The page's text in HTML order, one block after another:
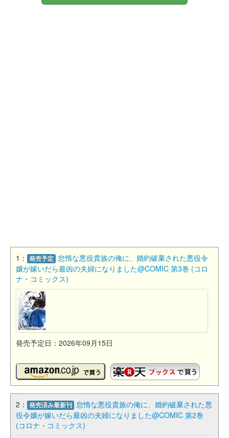
1： 発売予定 怠惰な悪役貴族の俺に、婚約破棄された悪役令
嬢が嫁いだら最凶の夫婦になりました@COMIC 第3巻 (コロ
ナ・コミックス)
発売予定日：2026年09月15日
2： 発売済み最新刊 怠惰な悪役貴族の俺に、婚約破棄された悪
役令嬢が嫁いだら最凶の夫婦になりました@COMIC 第2巻
(コロナ・コミックス)